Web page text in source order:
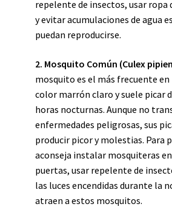
repelente de insectos, usar ropa
y evitar acumulaciones de agua
puedan reproducirse.
2. Mosquito Común (Culex
mosquito es el más frecuente en
color marrón claro y suele picar
horas nocturnas. Aunque no
enfermedades peligrosas, sus
producir picor y molestias. Para
aconseja instalar mosquiteras
puertas, usar repelente de
las luces encendidas durante la
atraen a estos mosquitos.